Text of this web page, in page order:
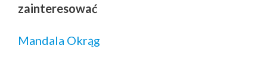
zainteresować
Mandala Okrąg